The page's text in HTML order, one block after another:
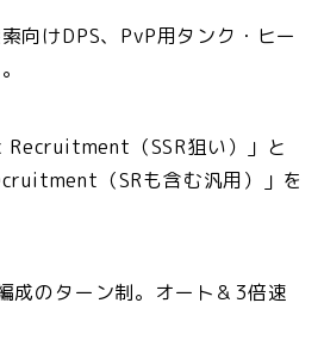
向けDPS、PvP用タンク・ヒー
Recruitment（SSR狙い）」と
（SRも含む汎用）」を
成のターン制。オート＆3倍速